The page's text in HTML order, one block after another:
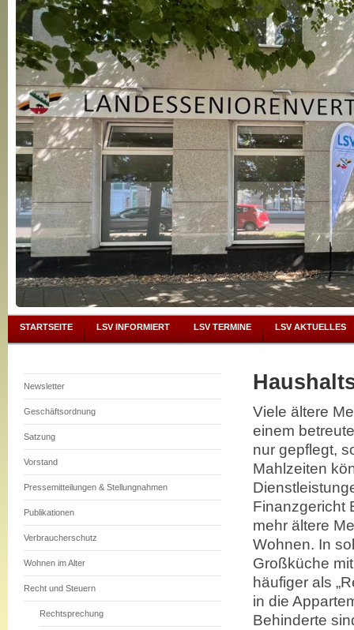
STARTSEITE LSV INFORMIERT LSV TERMINE LSV AKTUELLES
Newsletter
Geschäftsordnung
Satzung
Vorstand
Pressemitteilungen & Stellungnahmen
Publikationen
Verbraucherschutz
Wohnen im Alter
Recht und Steuern
Rechtsprechung
Viele ältere
einem
nur gepflegt,
Mahlzeiten
Finanzgericht
mehr ältere
Wohnen. In
Großküche
häufiger als
in die
Behinderte